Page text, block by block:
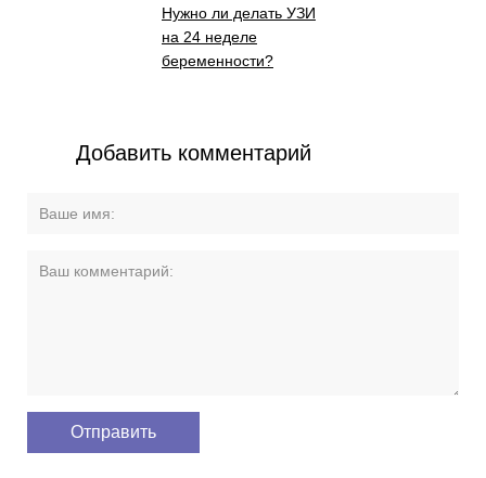
Нужно ли делать УЗИ
на 24 неделе
беременности?
Добавить комментарий